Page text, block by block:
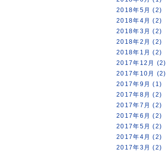
2018年5月 (2)
2018年4月 (2)
2018年3月 (2)
2018年2月 (2)
2018年1月 (2)
2017年12月 (2)
2017年10月 (2)
2017年9月 (1)
2017年8月 (2)
2017年7月 (2)
2017年6月 (2)
2017年5月 (2)
2017年4月 (2)
2017年3月 (2)